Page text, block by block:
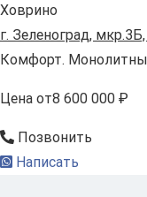
Ховрино
г. Зеленоград,
Комфорт.
Цена от8 600 000 ₽
Позвонить
Написать